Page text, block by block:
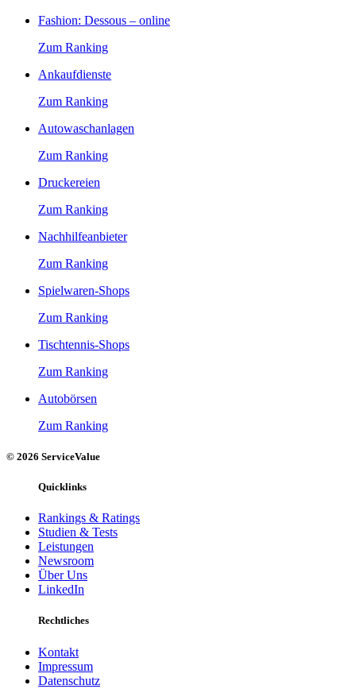
Fashion: Dessous – online
Zum Ranking
Ankaufdienste
Zum Ranking
Autowaschanlagen
Zum Ranking
Druckereien
Zum Ranking
Nachhilfeanbieter
Zum Ranking
Spielwaren-Shops
Zum Ranking
Tischtennis-Shops
Zum Ranking
Autobörsen
Zum Ranking
© 2026 ServiceValue
Quicklinks
Rankings & Ratings
Studien & Tests
Leistungen
Newsroom
Über Uns
LinkedIn
Rechtliches
Kontakt
Impressum
Datenschutz